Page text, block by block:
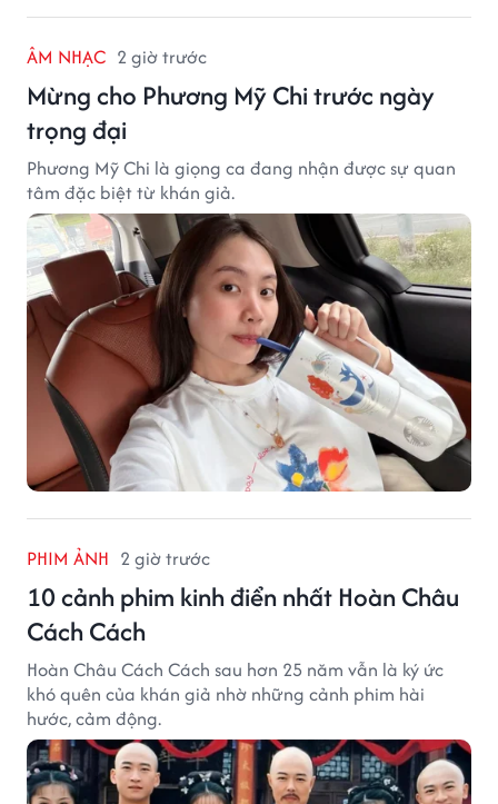
ÂM NHẠC 2 giờ trước
Mừng cho Phương Mỹ Chi trước ngày
trọng đại
Phương Mỹ Chi là giọng ca đang nhận được sự quan
tâm đặc biệt từ khán giả.
PHIM ẢNH 2 giờ trước
10 cảnh phim kinh điển nhất Hoàn Châu
Cách Cách
Hoàn Châu Cách Cách sau hơn 25 năm vẫn là ký ức
khó quên của khán giả nhờ những cảnh phim hài
hước, cảm động.